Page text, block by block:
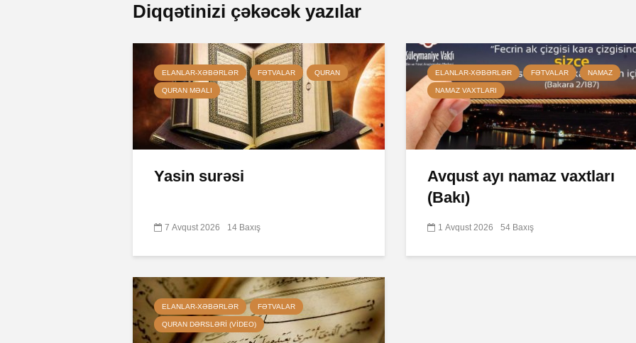
Diqqətinizi çəkəcək yazılar
ELANLAR-XƏBƏRLƏR FƏTVALAR QURAN
QURAN MƏALI
Yasin surəsi
7 Avqust 2026 14 Baxış
ELANLAR-XƏBƏRLƏR FƏTVALAR NAMAZ
NAMAZ VAXTLARI
Avqust ayı namaz vaxtları
(Bakı)
1 Avqust 2026 54 Baxış
ELANLAR-XƏBƏRLƏR FƏTVALAR
QURAN DƏRSLƏRI (VIDEO)